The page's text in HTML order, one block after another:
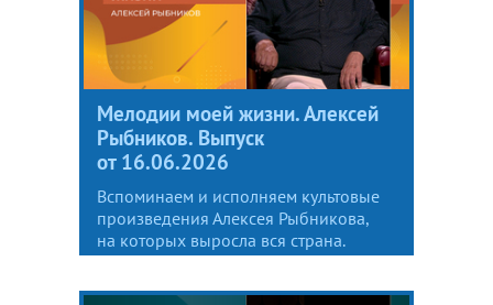
Мелодии моей жизни. Алексей
Рыбников. Выпуск
от 16.06.2026
Вспоминаем и исполняем культовые
произведения Алексея Рыбникова,
на которых выросла вся страна.